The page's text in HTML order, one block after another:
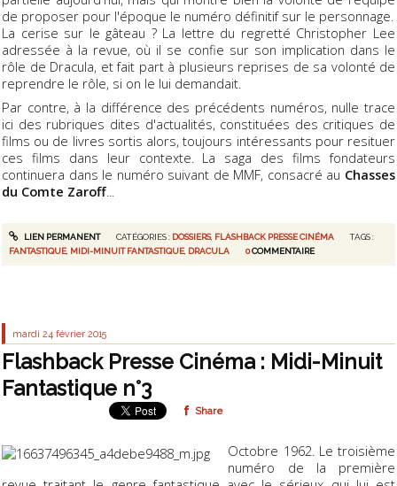
de proposer pour l'époque le numéro définitif sur le personnage.
La cerise sur le gâteau ? La lettre du regretté Christopher Lee
adressée à la revue, où il se confie sur son implication dans le
rôle de Dracula, et fait part à plusieurs reprises de sa volonté de
reprendre le rôle, si on le lui demandait.
Par contre, à la différence des précédents numéros, nulle trace
ici des rubriques dites d'actualités, constituées des critiques de
films ou de livres sortis alors, toujours intéressants pour resituer
ces films dans leur contexte. La saga des films fondateurs
continuera dans le numéro suivant de MMF, consacré au Chasses
du Comte Zaroff
LIEN PERMANENT CATÉGORIES : DOSSIERS, FLASHBACK PRESSE CINÉMA
TAGS :
FANTASTIQUE, MIDI-MINUIT FANTASTIQUE, DRACULA 0COMMENTAIRE
mardi 24 février 2015
Flashback Presse Cinéma : Midi-Minuit
Fantastique n°3
Share
Octobre 1962. Le troisième
numéro de la première